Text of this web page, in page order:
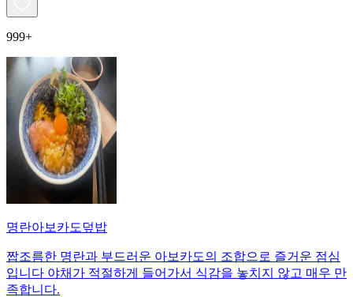
999+
명란아보카도덮밥
짭조름한 명란과 부드러운 아보카도의 조합으로 즐거운 점심
입니다 야채가 적절하게 들어가서 식감을 놓치지 않고 매우 만
족합니다.